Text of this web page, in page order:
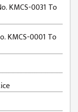
KMCS-0031 To
KMCS-0001 To